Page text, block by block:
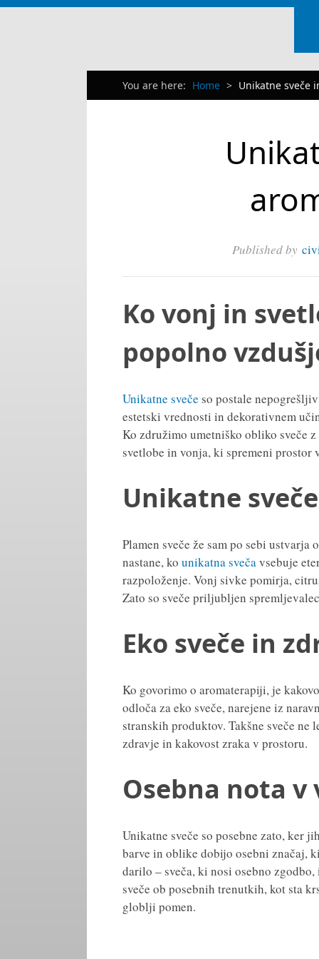
You are here: Home > Unikatne sveče
Published by
Ko vonj in
popolno
Unikatne sveče so postale
estetski vrednosti in dekorativnem
Ko združimo umetniško obliko sveče
svetlobe in vonja, ki spremeni prostor
Unikatne
Plamen sveče že sam po sebi
nastane, ko unikatna svečavsebuje
razpoloženje. Vonj sivke pomirja,
Zato so sveče priljubljen
Eko sveče in
Ko govorimo o aromaterapiji, je
odloča za eko sveče, narejene iz
stranskih produktov. Takšne sveče
zdravje in kakovost zraka v prostoru.
Osebna nota
Unikatne sveče so posebne zato, ker
barve in oblike dobijo osebni značaj,
darilo – sveča, ki nosi osebno
sveče ob posebnih trenutkih, kot sta
globlji pomen.